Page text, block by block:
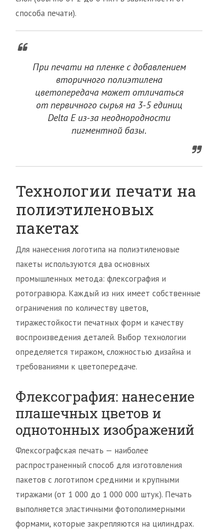
способа печати).
При печати на пленке с добавлением
вторичного полиэтилена
цветопередача может отличаться
от первичного сырья на 3-5 единиц
Delta E из-за неоднородности
пигментной базы.
Технологии печати на
полиэтиленовых
пакетах
Для нанесения логотипа на полиэтиленовые
пакеты используются два основных
промышленных метода: флексография и
ротогравюра. Каждый из них имеет собственные
ограничения по количеству цветов,
тиражестойкости печатных форм и качеству
воспроизведения деталей. Выбор технологии
определяется тиражом, сложностью дизайна и
требованиями к цветопередаче.
Флексография: нанесение
плашечных цветов и
однотонных изображений
Флексографская печать — наиболее
распространенный способ для изготовления
пакетов с логотипом средними и крупными
тиражами (от 1 000 до 1 000 000 штук). Печать
выполняется эластичными фотополимерными
формами, которые закрепляются на цилиндрах.